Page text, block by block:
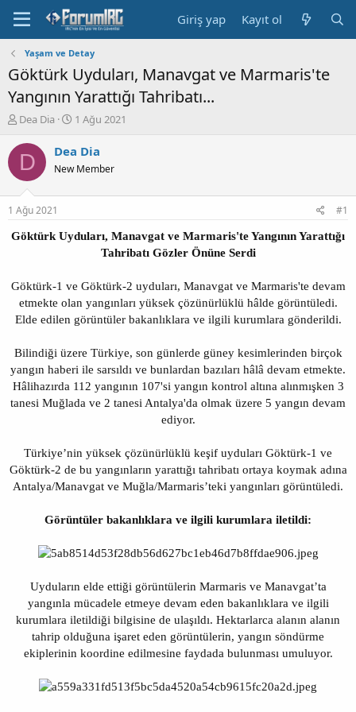
Giriş yap Kayıt ol
Yaşam ve Detay
Göktürk Uyduları, Manavgat ve Marmaris'te
Yangının Yarattığı Tahribatı...
K
n
u
u
b
a
t
a
n
Dea Dia
B
ş
a
ç
i
h
i
1 Ağu 2021
D Dea Dia
New Member
1 Ağu 2021 #1
Göktürk Uyduları, Manavgat ve Marmaris'te Yangının Yarattığı
Tahribatı Gözler Önüne Serdi
Göktürk-1 ve Göktürk-2 uyduları, Manavgat ve Marmaris'te devam
etmekte olan yangınları yüksek çözünürlüklü hâlde görüntüledi.
Elde edilen görüntüler bakanlıklara ve ilgili kurumlara gönderildi.
Bilindiği üzere Türkiye, son günlerde güney kesimlerinden birçok
yangın haberi ile sarsıldı ve bunlardan bazıları hâlâ devam etmekte.
Hâlihazırda 112 yangının 107'si yangın kontrol altına alınmışken 3
tanesi Muğlada ve 2 tanesi Antalya'da olmak üzere 5 yangın devam
ediyor.
Türkiye’nin yüksek çözünürlüklü keşif uyduları Göktürk-1 ve
Göktürk-2 de bu yangınların yarattığı tahribatı ortaya koymak adına
Antalya/Manavgat ve Muğla/Marmaris’teki yangınları görüntüledi.
Görüntüler bakanlıklara ve ilgili kurumlara iletildi:
Uyduların elde ettiği görüntülerin Marmaris ve Manavgat’ta
yangınla mücadele etmeye devam eden bakanlıklara ve ilgili
kurumlara iletildiği bilgisine de ulaşıldı. Hektarlarca alanın alanın
tahrip olduğuna işaret eden görüntülerin, yangın söndürme
ekiplerinin koordine edilmesine faydada bulunması umuluyor.